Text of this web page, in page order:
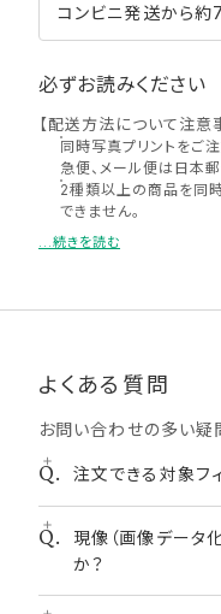
コンビニ発送から約
必ずお読みください
【配送方法について注意
同時写真プリントをご
急便、メール便は日本郵
2種類以上の商品を同
できません。
メール便で2種類以上の
商品を複数注文いただ
せん。
了後にお知らせするメ
の場合は、送り状番号
宅配便、メール便の場合
中国地方及び離島だと
...続きを読む
よくある質問
お問い合わせの多い疑
注文できる対象フ
注文できるフィル
・フジカラー写ルン
・FUJIFILM 400
現像（画像データ
か？